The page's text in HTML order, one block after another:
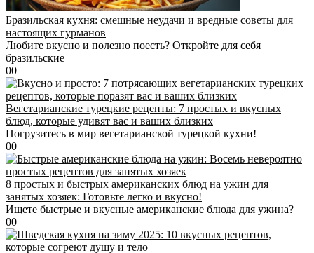
Бразильская кухня: смешные неудачи и вредные советы для
настоящих гурманов
Любите вкусно и полезно поесть? Откройте для себя
бразильские
00
Вегетарианские турецкие рецепты: 7 простых и вкусных
блюд, которые удивят вас и ваших близких
Погрузитесь в мир вегетарианской турецкой кухни!
00
8 простых и быстрых американских блюд на ужин для
занятых хозяек: Готовьте легко и вкусно!
Ищете быстрые и вкусные американские блюда для ужина?
00